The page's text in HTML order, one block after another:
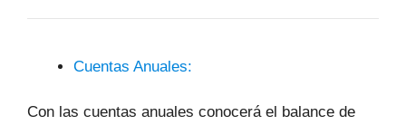
Cuentas Anuales:
Con las cuentas anuales conocerá el balance de